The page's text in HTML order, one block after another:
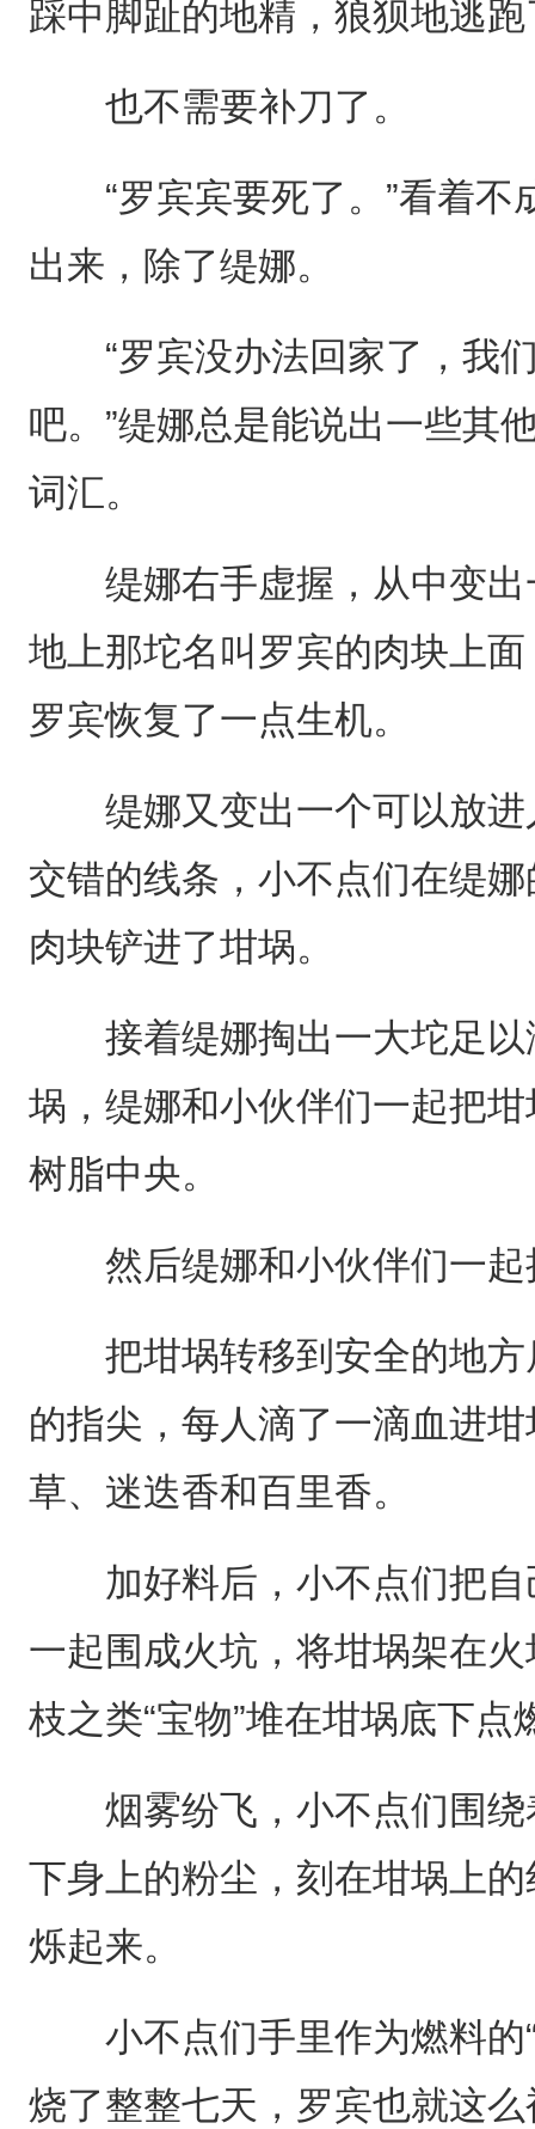
踩中脚趾的地精，狼狈地逃
也不需要补刀了。
“罗宾宾要死了。”看着不
出来，除了缇娜。
“罗宾没办法回家了，我们
吧。”缇娜总是能说出一些其
词汇。
缇娜右手虚握，从中变出
地上那坨名叫罗宾的肉块上
罗宾恢复了一点生机。
缇娜又变出一个可以放进
交错的线条，小不点们在缇
肉块铲进了坩埚。
接着缇娜掏出一大坨足以
埚，缇娜和小伙伴们一起把
树脂中央。
然后缇娜和小伙伴们一起
把坩埚转移到安全的地方
的指尖，每人滴了一滴血进
草、迷迭香和百里香。
加好料后，小不点们把自
一起围成火坑，将坩埚架在
枝之类“宝物”堆在坩埚底下点
烟雾纷飞，小不点们围绕
下身上的粉尘，刻在坩埚上
烁起来。
小不点们手里作为燃料的“
烧了整整七天，罗宾也就这